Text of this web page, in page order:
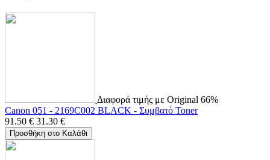
Διαφορά τιμής με Original 66%
Canon 051 - 2169C002 BLACK - Συμβατό Toner
91.50 € 31.30 €
Προσθήκη στο Καλάθι